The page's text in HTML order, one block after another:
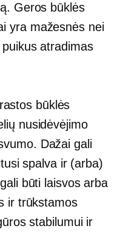
Geros būklės
yra mažesnės nei
atradimas
būklės
nusidėvėjimo
Dažai gali
spalva ir (arba)
būti laisvos arba
ir trūkstamos
stabilumui ir